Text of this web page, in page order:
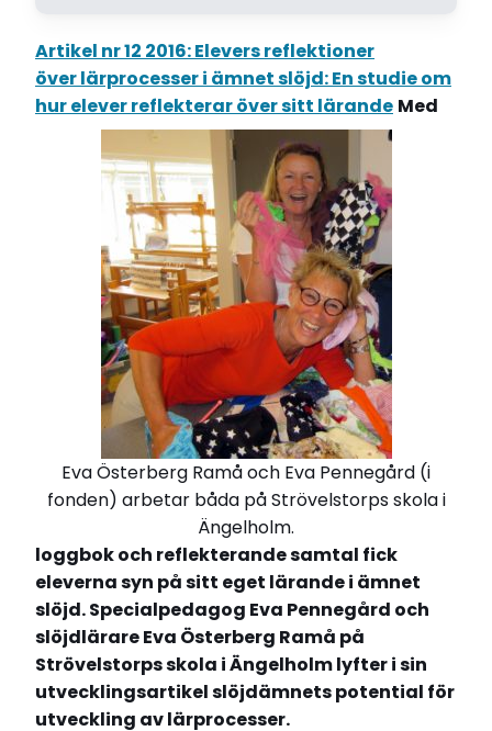
Undervisning & Lärande nr 12 2016
Artikel nr 12 2016: Elevers reflektioner
över lärprocesser i ämnet slöjd: En studie om
hur elever reflekterar över sitt lärande
Eva Österberg Ramå och Eva Pennegård (i
fonden) arbetar båda på Strövelstorps skola i
Ängelholm.
Med
loggbok och reflekterande samtal fick
eleverna syn på sitt eget lärande i ämnet
slöjd. Specialpedagog Eva Pennegård och
slöjdlärare Eva Österberg Ramå på
Strövelstorps skola i Ängelholm lyfter i sin
utvecklingsartikel slöjdämnets potential för
utveckling av lärprocesser.